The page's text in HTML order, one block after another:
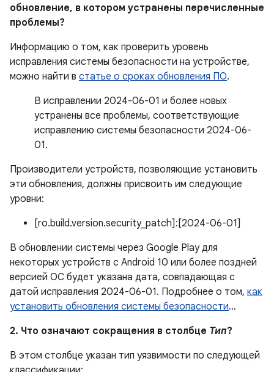
обновление, в котором устранены перечисленные
проблемы?
Информацию о том, как проверить уровень
исправления системы безопасности на устройстве,
можно найти в статье о сроках обновления ПО.
В исправлении 2024-06-01 и более новых
устранены все проблемы, соответствующие
исправлению системы безопасности 2024-06-
01.
Производители устройств, позволяющие установить
эти обновления, должны присвоить им следующие
уровни:
[ro.build.version.security_patch]:[2024-06-01]
В обновлении системы через Google Play для
некоторых устройств с Android 10 или более поздней
версией ОС будет указана дата, совпадающая с
датой исправления 2024-06-01. Подробнее о том, как
установить обновления системы безопасности…
2. Что означают сокращения в столбце Тип?
В этом столбце указан тип уязвимости по следующей